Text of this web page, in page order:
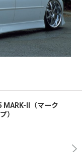
MARK-II（マーク
）